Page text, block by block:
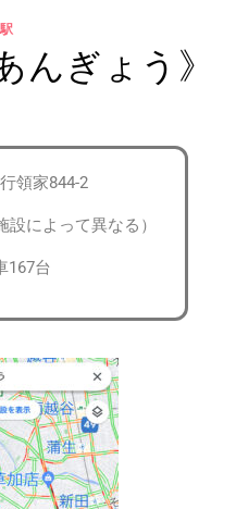
んぎょう》
領家844-2
によって異なる）
167台